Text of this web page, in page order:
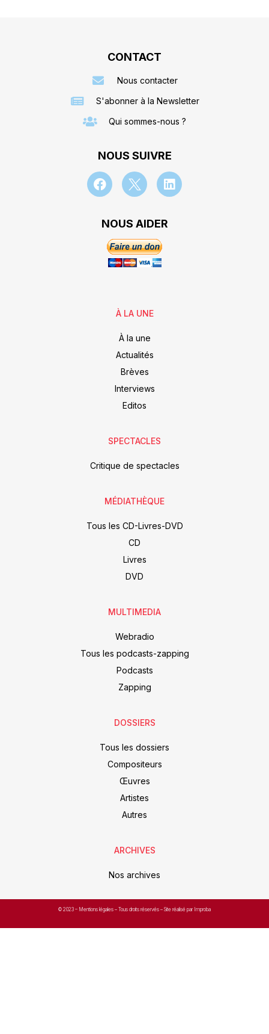
CONTACT
Nous contacter
S'abonner à la Newsletter
Qui sommes-nous ?
NOUS SUIVRE
NOUS AIDER
À LA UNE
À la une
Actualités
Brèves
Interviews
Editos
SPECTACLES
Critique de spectacles
MÉDIATHÈQUE
Tous les CD-Livres-DVD
CD
Livres
DVD
MULTIMEDIA
Webradio
Tous les podcasts-zapping
Podcasts
Zapping
DOSSIERS
Tous les dossiers
Compositeurs
Œuvres
Artistes
Autres
ARCHIVES
Nos archives
© 2023 – Mentions légales – Tous droits réservés – Site réalisé par Improba